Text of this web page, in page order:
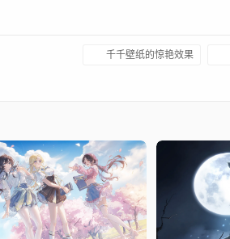
千千壁纸的惊艳效果